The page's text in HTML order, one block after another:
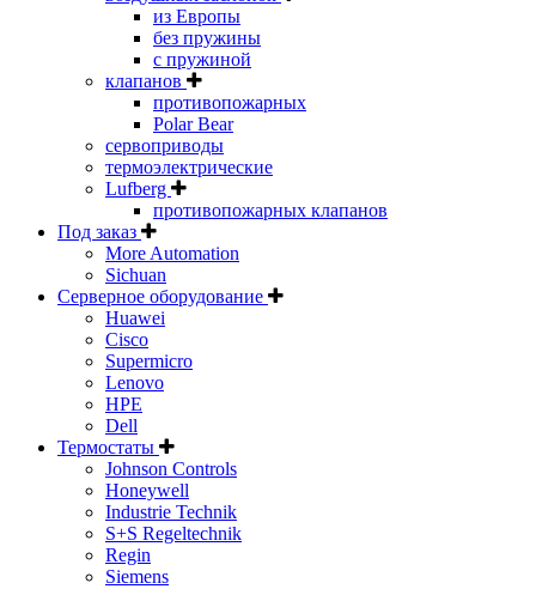
из Европы
без пружины
с пружиной
клапанов
противопожарных
Polar Bear
сервоприводы
термоэлектрические
Lufberg
противопожарных клапанов
Под заказ
More Automation
Sichuan
Серверное оборудование
Huawei
Cisco
Supermicro
Lenovo
HPE
Dell
Термостаты
Johnson Controls
Honeywell
Industrie Technik
S+S Regeltechnik
Regin
Siemens